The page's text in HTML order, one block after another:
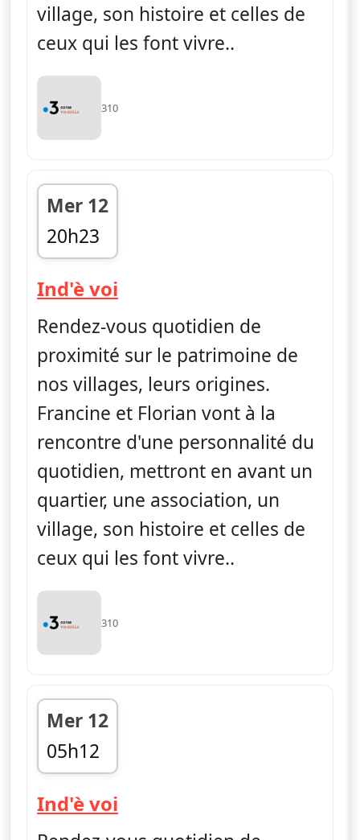
village, son histoire et celles de
ceux qui les font vivre..
310
Mer 12
20h23
fin 20h44
Ind'è voi
Rendez-vous quotidien de
proximité sur le patrimoine de
nos villages, leurs origines.
Francine et Florian vont à la
rencontre d'une personnalité du
quotidien, mettront en avant un
quartier, une association, un
village, son histoire et celles de
ceux qui les font vivre..
310
Mer 12
05h12
fin 05h33
Ind'è voi